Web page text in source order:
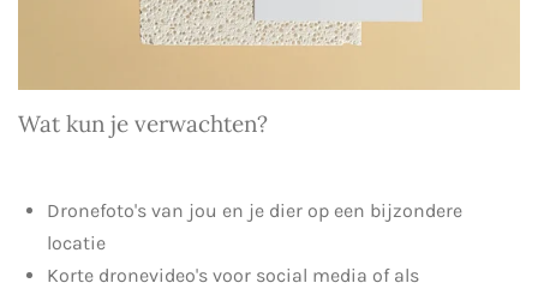
Wat kun je verwachten?
Dronefoto's van jou en je dier op een bijzondere
locatie
Korte dronevideo's voor social media of als